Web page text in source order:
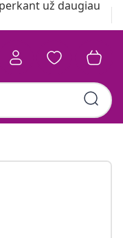
už daugiau